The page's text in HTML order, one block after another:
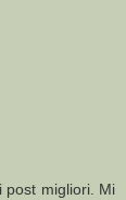
post migliori. Mi